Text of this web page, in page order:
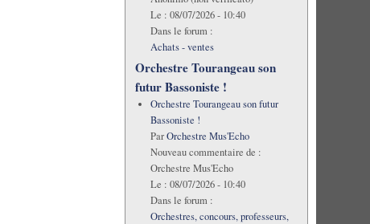
Le : 08/07/2026 - 10:40
Dans le forum :
Achats - ventes
Orchestre Tourangeau son
futur Bassoniste !
Orchestre Tourangeau son futur
Bassoniste !
ParOrchestre Mus'Echo
Nouveau commentaire de :
Orchestre Mus'Echo
Le : 08/07/2026 - 10:40
Dans le forum :
Orchestres, concours, professeurs,